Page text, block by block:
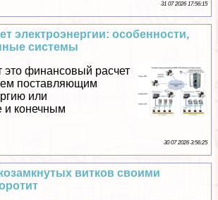
31 07 2026 17:56:15
электроэнергии: особенности,
системы
это финансовый расчет
поставляющим
или
и конечным
30 07 2026 3:56:25
витков своими